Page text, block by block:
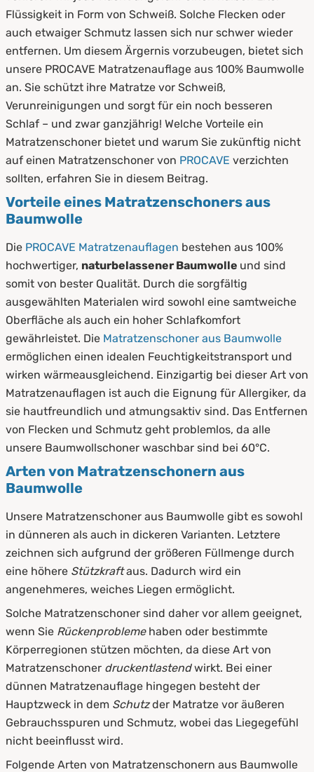
Flüssigkeit in Form von Schweiß. Solche Flecken oder
auch etwaiger Schmutz lassen sich nur schwer wieder
entfernen. Um diesem Ärgernis vorzubeugen, bietet sich
unsere PROCAVE Matratzenauflage aus 100% Baumwolle
an. Sie schützt ihre Matratze vor Schweiß,
Verunreinigungen und sorgt für ein noch besseren
Schlaf – und zwar ganzjährig! Welche Vorteile ein
Matratzenschoner bietet und warum Sie zukünftig nicht
auf einen Matratzenschoner von PROCAVE verzichten
sollten, erfahren Sie in diesem Beitrag.
Vorteile eines Matratzenschoners aus
Baumwolle
Die PROCAVE Matratzenauflagen bestehen aus 100%
hochwertiger, naturbelassener Baumwolle und sind
somit von bester Qualität. Durch die sorgfältig
ausgewählten Materialen wird sowohl eine samtweiche
Oberfläche als auch ein hoher Schlafkomfort
gewährleistet. Die Matratzenschoner aus Baumwolle
ermöglichen einen idealen Feuchtigkeitstransport und
wirken wärmeausgleichend. Einzigartig bei dieser Art von
Matratzenauflagen ist auch die Eignung für Allergiker, da
sie hautfreundlich und atmungsaktiv sind. Das Entfernen
von Flecken und Schmutz geht problemlos, da alle
unsere Baumwollschoner waschbar sind bei 60°C.
Arten von Matratzenschonern aus
Baumwolle
Unsere Matratzenschoner aus Baumwolle gibt es sowohl
in dünneren als auch in dickeren Varianten. Letztere
zeichnen sich aufgrund der größeren Füllmenge durch
eine höhere Stützkraftaus. Dadurch wird ein
angenehmeres, weiches Liegen ermöglicht.
Solche Matratzenschoner sind daher vor allem geeignet,
wenn Sie Rückenprobleme haben oder bestimmte
Körperregionen stützen möchten, da diese Art von
Matratzenschoner druckentlastendwirkt. Bei einer
dünnen Matratzenauflage hingegen besteht der
Hauptzweck in dem Schutzder Matratze vor äußeren
Gebrauchsspuren und Schmutz, wobei das Liegegefühl
nicht beeinflusst wird.
Folgende Arten von Matratzenschonern aus Baumwolle